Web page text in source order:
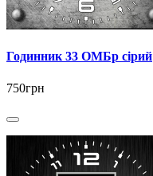
Годинник 33 ОМБр сірий
750грн